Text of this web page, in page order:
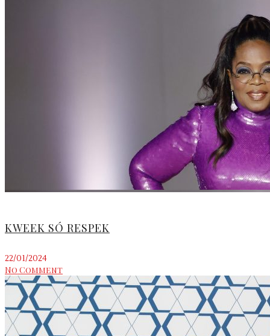
KWEEK SÓ RESPEK
22/01/2024
No Comment